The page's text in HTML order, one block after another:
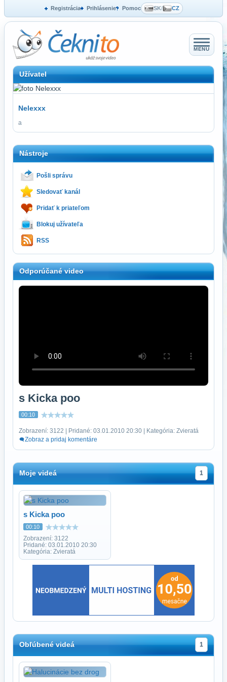
Registrácia Prihlásenie Pomoc SK/ CZ
MENU
Užívatel
Nelexxx
a
Nástroje
Pošli správu
Sledovať kanál
Pridať k priateľom
Blokuj užívateľa
RSS
Odporúčané video
s Kicka poo
00:10
Zobrazení: 3122 | Pridané: 03.01.2010 20:30 | Kategória: Zvieratá
Zobraz a pridaj komentáre
Moje videá 1
s Kicka poo
00:10
Zobrazení: 3122
Pridané: 03.01.2010 20:30
Kategória: Zvieratá
Obľúbené videá 1